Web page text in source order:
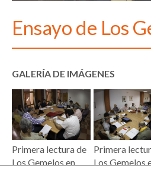
Ensayo de Los
GALERÍA DE IMÁGENES
Primera lectura de
Los Gemelos en
Primera
Los Gemelos